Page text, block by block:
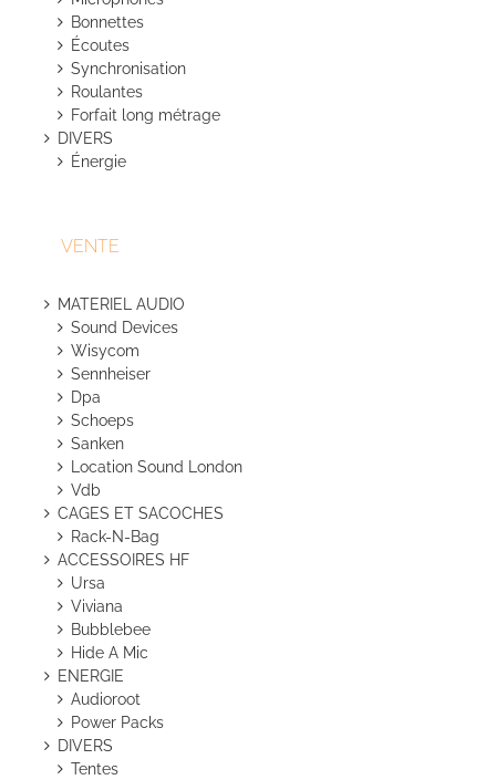
Bonnettes
Écoutes
Synchronisation
Roulantes
Forfait long métrage
DIVERS
Énergie
VENTE
MATERIEL AUDIO
Sound Devices
Wisycom
Sennheiser
Dpa
Schoeps
Sanken
Location Sound London
Vdb
CAGES ET SACOCHES
Rack-N-Bag
ACCESSOIRES HF
Ursa
Viviana
Bubblebee
Hide A Mic
ENERGIE
Audioroot
Power Packs
DIVERS
Tentes